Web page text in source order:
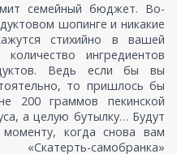
семейный бюджет. Во-
шопинге и никакие
стихийно в вашей
ингредиентов
Ведь если бы вы
то пришлось бы
200 граммов пекинской
а целую бутылку… Будут
когда снова вам
самобранка»